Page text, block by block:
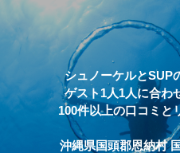
シュノーケルとSUP
ゲスト1人1人に合わ
100件以上の口コミと
沖縄県国頭郡恩納村